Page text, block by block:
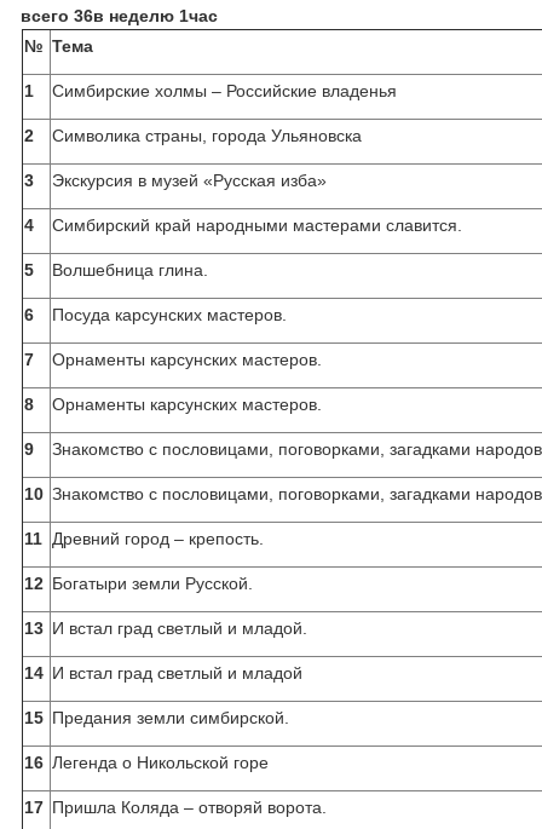
всего 36в неделю 1час
№ Тема
1 Симбирские холмы – Российские владенья
2 Символика страны, города Ульяновска
3 Экскурсия в музей «Русская изба»
4 Симбирский край народными мастерами славится.
5 Волшебница глина.
6 Посуда карсунских мастеров.
7 Орнаменты карсунских мастеров.
8 Орнаменты карсунских мастеров.
9 Знакомство с пословицами, поговорками, загадками
10 Знакомство с пословицами, поговорками, загадками
11 Древний город – крепость.
12 Богатыри земли Русской.
13 И встал град светлый и младой.
14 И встал град светлый и младой
15 Предания земли симбирской.
16 Легенда о Никольской горе
17 Пришла Коляда – отворяй ворота.